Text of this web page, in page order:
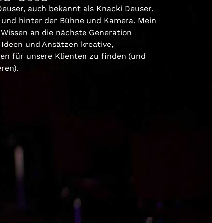
auch bekannt als Knacki Deuser.
hinter der Bühne und Kamera. Mein
an die nächste Generation
und Ansätzen kreative,
für unsere Klienten zu finden (und